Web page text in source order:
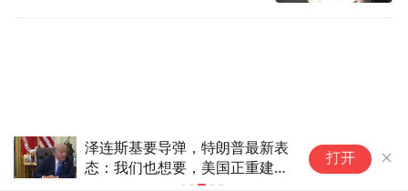
泽连斯基要导弹，特朗普最新表
态：我们也想要，美国正重建自
打开